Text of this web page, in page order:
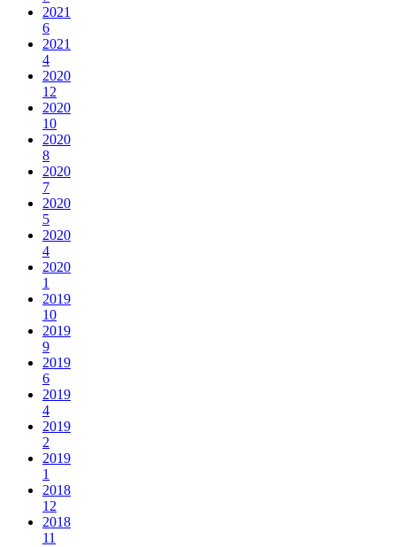
2021
6
2021
4
2020
12
2020
10
2020
8
2020
7
2020
5
2020
4
2020
1
2019
10
2019
9
2019
6
2019
4
2019
2
2019
1
2018
12
2018
11